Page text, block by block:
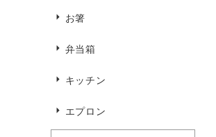
お箸
弁当箱
キッチン
エプロン